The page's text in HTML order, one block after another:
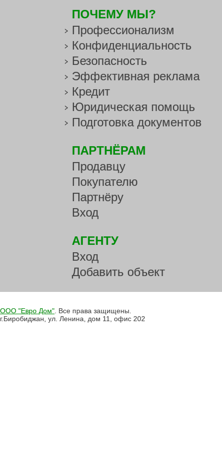
ПОЧЕМУ МЫ?
Профессионализм
Конфиденциальность
Безопасность
Эффективная реклама
Кредит
Юридическая помощь
Подготовка документов
ПАРТНЁРАМ
Продавцу
Покупателю
Партнёру
Вход
АГЕНТУ
Вход
Добавить объект
ООО "Евро Дом" . Все права защищены.
г.Биробиджан, ул. Ленина, дом 11, офис 202